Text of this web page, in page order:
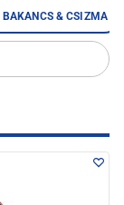
BAKANCS & CSIZMA